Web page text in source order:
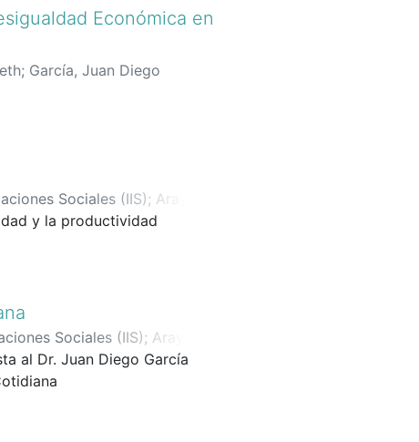
Económica en
; García, Juan Diego
Sociales (IIS); Araya
;Acosta Salazar, Diana
y la productividad
Sociales (IIS); Araya
al Dr. Juan Diego García
y Desigualdad y el